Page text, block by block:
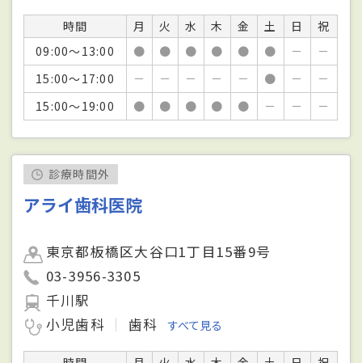
時間 月 火 水 木 金 土 日
祝
09:00～13:00
● ● ● ● ● ● －
－
15:00～17:00
－ － － － － ● －
－
15:00～19:00
● ● ● ● ● － － －
診療時間外
アライ歯科医院
東京都板橋区大谷口1丁目15番9号
03-3956-3305
千川駅
小児歯科
歯科 すべて見る